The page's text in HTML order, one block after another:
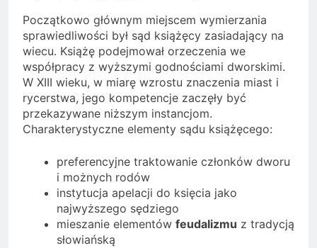
Początkowo głównym miejscem wymierzania
sprawiedliwości był sąd książęcy zasiadający na
wiecu. Książę podejmował orzeczenia we
współpracy z wyższymi godnościami dworskimi.
W XIII wieku, w miarę wzrostu znaczenia miast i
rycerstwa, jego kompetencje zaczęły być
przekazywane niższym instancjom.
Charakterystyczne elementy sądu książęcego:
preferencyjne traktowanie członków dworu
i możnych rodów
instytucja apelacji do księcia jako
najwyższego sędziego
mieszanie elementów feudalizmu z tradycją
słowiańską